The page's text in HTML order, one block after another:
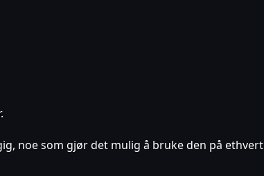
noe som gjør det mulig å bruke den på ethvert